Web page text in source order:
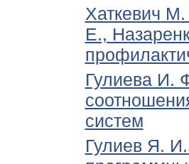
Хаткевич М.
Е.,
Гулиева И.
систем
Гулиев Я. И.